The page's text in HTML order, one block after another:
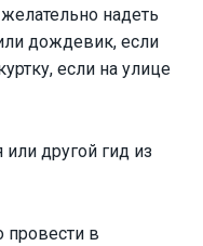
надеть
дождевик, если
если на улице
другой гид из
провести в